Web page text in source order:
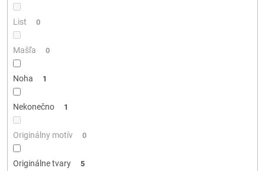
List 0
Mašľa 0
Noha 1
Nekonečno 1
Originálny motív 0
Originálne tvary 5